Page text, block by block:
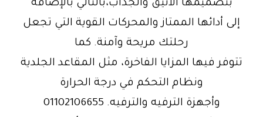
بتصميمها الأنيق والجذاب،بالتالي بالإضافة
إلى أدائها الممتاز والمحركات القوية التي تجعل
رحلتك مريحة وآمنة. كما
تتوفر فيها المزايا الفاخرة، مثل المقاعد الجلدية
ونظام التحكم في درجة الحرارة
وأجهزة الترفيه والترفيه. 01102106655